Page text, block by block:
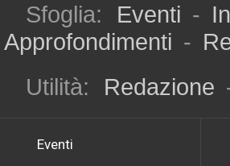
Sfoglia: Eventi -
Approfondimenti -
Utilità:
Redazione
Eventi